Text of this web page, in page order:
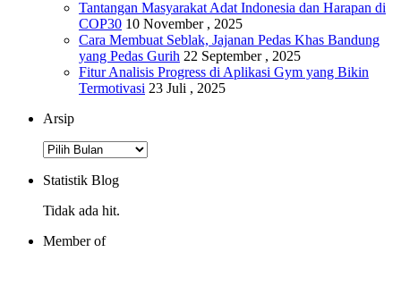
Tantangan Masyarakat Adat Indonesia dan Harapan di
COP30 10 November , 2025
Cara Membuat Seblak, Jajanan Pedas Khas Bandung
yang Pedas Gurih 22 September , 2025
Fitur Analisis Progress di Aplikasi Gym yang Bikin
Termotivasi 23 Juli , 2025
Arsip
Arsip
Statistik Blog
Tidak ada hit.
Member of